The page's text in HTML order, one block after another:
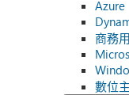
Azure
商務
數位